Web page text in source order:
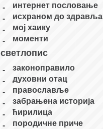
интернет пословање
исхраном до здравља
мој хаику
моменти
светлопис
законоправило
духовни отац
православље
забрањена историја
ћирилица
породичне приче